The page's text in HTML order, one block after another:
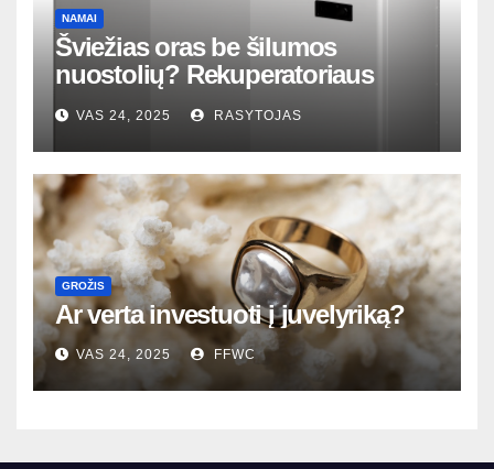
NAMAI
Šviežias oras be šilumos
nuostolių? Rekuperatoriaus
magija tavo namuose
VAS 24, 2025 RASYTOJAS
GROŽIS
Ar verta investuoti į juvelyriką?
VAS 24, 2025 FFWC